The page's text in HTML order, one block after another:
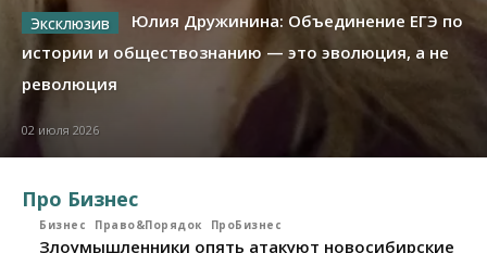
Юлия Дружинина: Объединение ЕГЭ по
истории и обществознанию — это эволюция, а не
революция
02 июля 2026
Про Бизнес
Бизнес Право&Порядок ПроБизнес
Злоумышленники опять атакуют новосибирские